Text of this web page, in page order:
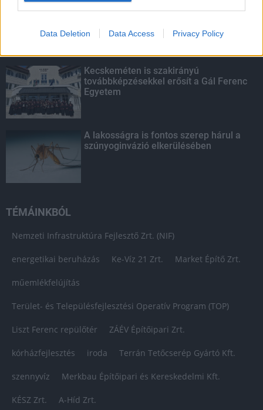
Data Deletion Data Access Privacy Policy
Megérkezett az eső a Duna
Kecskeméten is szakirányú
továbbképzésekkel erősít a Gál Ferenc
Egyetem
A lakosságra is fontos szerep hárul a
szúnyoginvázió elkerülésében
TÉMÁINKBÓL
Nemzeti Infrastruktúra Fejlesztő Zrt. (NIF)
energetikai beruházás Ke-Víz 21 Zrt. Market Építő Zrt.
műemlékfelújítás
Terület- és Településfejlesztési Operatív Program (TOP)
Liszt Ferenc repülőtér ZÁÉV Építőipari Zrt.
kórházfejlesztés iroda Terrán Tetőcserép Gyártó Kft.
szennyvíz Merkbau Építőipari és Kereskedelmi Kft.
KÉSZ Zrt. A-Híd Zrt.